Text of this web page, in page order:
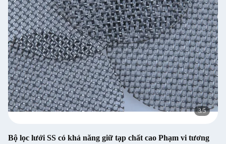
4/5
Bộ lọc lưới SS có khả năng giữ tạp chất cao Phạm vi tương